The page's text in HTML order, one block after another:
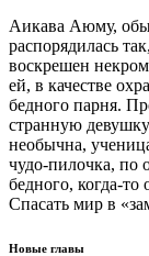
Аикава Аюму,
распорядилась
воскрешен
ей, в качестве
бедного парня.
странную
необычна,
чудо-пилочка, по
бедного, когда-
Спасать мир в
Новые главы